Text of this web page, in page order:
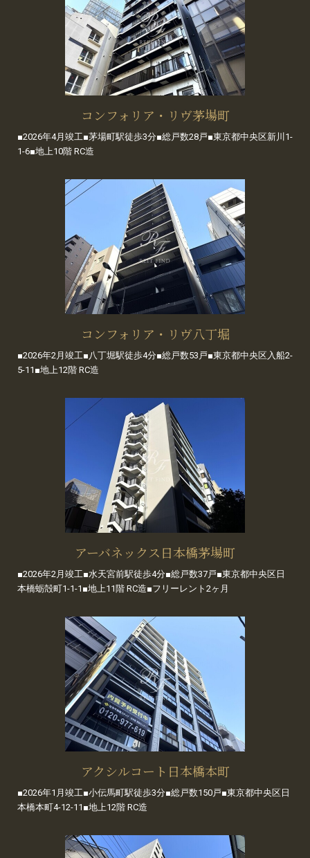
コンフォリア・リヴ茅場町
■2026年4月竣工■茅場町駅徒歩3分■総戸数28戸■東京都中央区新川1-
1-6■地上10階 RC造
コンフォリア・リヴ八丁堀
■2026年2月竣工■八丁堀駅徒歩4分■総戸数53戸■東京都中央区入船2-
5-11■地上12階 RC造
アーバネックス日本橋茅場町
■2026年2月竣工■水天宮前駅徒歩4分■総戸数37戸■東京都中央区日
本橋蛎殻町1-1-1■地上11階 RC造■フリーレント2ヶ月
アクシルコート日本橋本町
■2026年1月竣工■小伝馬町駅徒歩3分■総戸数150戸■東京都中央区日
本橋本町4-12-11■地上12階 RC造